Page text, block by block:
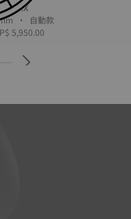
PRX
40 mm • 自動款
5,950.00